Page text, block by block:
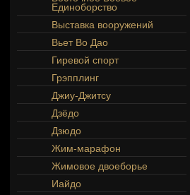
Единоборство
Выставка вооружений
Вьет Во Дао
Гиревой спорт
Грэпплинг
Джиу-Джитсу
Дзёдо
Дзюдо
Жим-марафон
Жимовое двоеборье
Иайдо